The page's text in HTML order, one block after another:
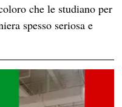
che le studiano per
spesso seriosa e